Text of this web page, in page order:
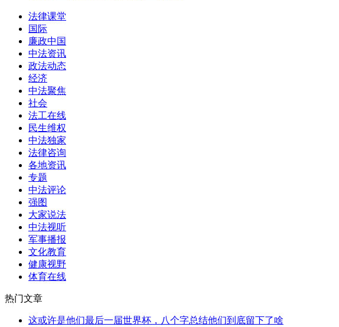
法律课堂
国际
廉政中国
中法资讯
政法动态
经济
中法聚焦
社会
法工在线
民生维权
中法独家
法律咨询
各地资讯
专题
中法评论
强图
大家说法
中法视听
军事播报
文化教育
健康视野
体育在线
热门文章
这或许是他们最后一届世界杯，八个字总结他们到底留下了啥